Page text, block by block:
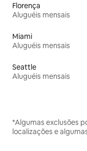
Florença
Aluguéis mensais
Miami
Aluguéis mensais
Seattle
Aluguéis mensais
*Algumas exclusões
localizações e